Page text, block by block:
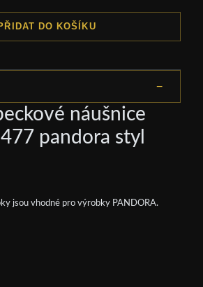
DO KOŠÍKU
náušnice
pandora styl
jsou vhodné pro výrobky PANDORA.